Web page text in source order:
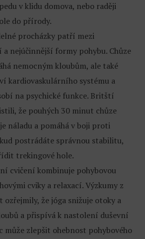
v klidu domova, nebo raději
do přírody.
procházky patří mezi
a nejúčinnější formy pohybu. Chůze
nemocným kloubům, ale také
kardiovaskulárního systému a
na psychické funkce. Britští
že pouhých 30 minut chůze
náladu a pomáhá v boji proti
postrádáte správnou stabilitu,
trekingové hole.
cvičení kombinuje pohybovou
cviky a relaxací. Výzkumy z
ozřejmily, že jóga snižuje otoky a
a přispívá k nastolení duševní
může zlepšit ohebnost pohybového